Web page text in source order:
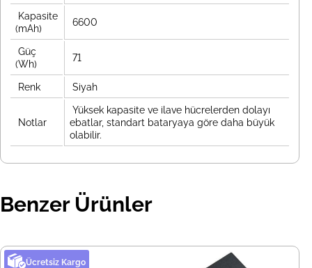
Kapasite
(mAh)
6600
Güç
(Wh)
71
Renk Siyah
Notlar
Yüksek kapasite ve ilave hücrelerden dolayı
ebatlar, standart bataryaya göre daha büyük
olabilir.
Benzer Ürünler
Ücretsiz Kargo